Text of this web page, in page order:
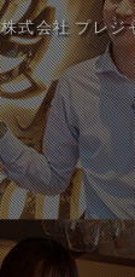
株式会社 プレジ